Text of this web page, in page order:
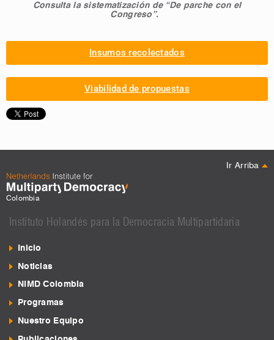
Consulta la sistematización de “De parche con el
Congreso”.
Insumos recolectados
Viabilidad de propuestas
Ir Arriba
Colombia
Instituto Holandés para la Democracia Multipartidaria
Inicio
Noticias
NIMD Colombia
Programas
Nuestro Equipo